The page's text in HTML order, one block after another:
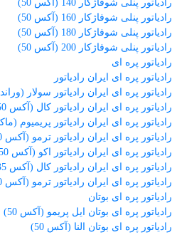
رادیاتور پنلی شوفاژکار 140 (آکس 50)
رادیاتور پنلی شوفاژکار 160 (آکس 50)
رادیاتور پنلی شوفاژکار 180 (آکس 50)
رادیاتور پنلی شوفاژکار 200 (آکس 50)
رادیاتور پره ای
رادیاتور پره ای ایران رادیاتور
رادیاتور پره ای ایران رادیاتور سولار
رادیاتور پره ای ایران رادیاتور کال (آکس 50)
رادیاتور پره ای ایران رادیاتور پریمیوم
رادیاتور پره ای ایران رادیاتور ترمو (آکس 50)
رادیاتور پره ای ایران رادیاتور اکو (آکس 50)
رادیاتور پره ای ایران رادیاتور کال (آکس 35)
رادیاتور پره ای ایران رادیاتور ترمو (آکس 20)
رادیاتور پره ای بوتان
رادیاتور پره ای بوتان ایل پریمو (آکس 50)
رادیاتور پره ای بوتان النا (آکس 50)